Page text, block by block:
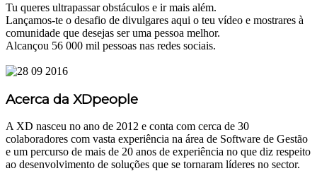
Tu queres ultrapassar obstáculos e ir mais além.
Lançamos-te o desafio de divulgares aqui o teu vídeo e mostrares à
comunidade que desejas ser uma pessoa melhor.
Alcançou 56 000 mil pessoas nas redes sociais.
Acerca da XDpeople
A XD nasceu no ano de 2012 e conta com cerca de 30
colaboradores com vasta experiência na área de Software de Gestão
e um percurso de mais de 20 anos de experiência no que diz respeito
ao desenvolvimento de soluções que se tornaram líderes no sector.